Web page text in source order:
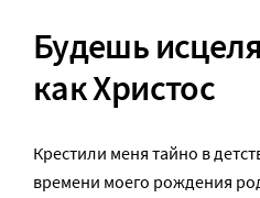
Будешь
как Христос
Крестили меня тайно в
времени моего рождения